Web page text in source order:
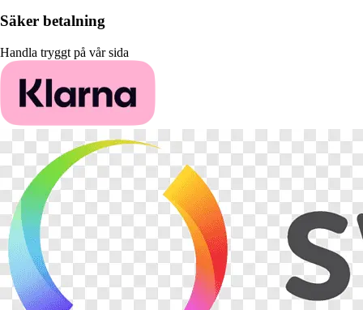
Säker betalning
Handla tryggt på vår sida